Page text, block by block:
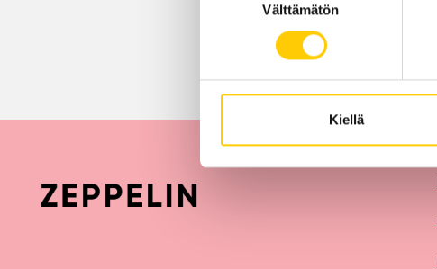
Välttämätön
Kiellä